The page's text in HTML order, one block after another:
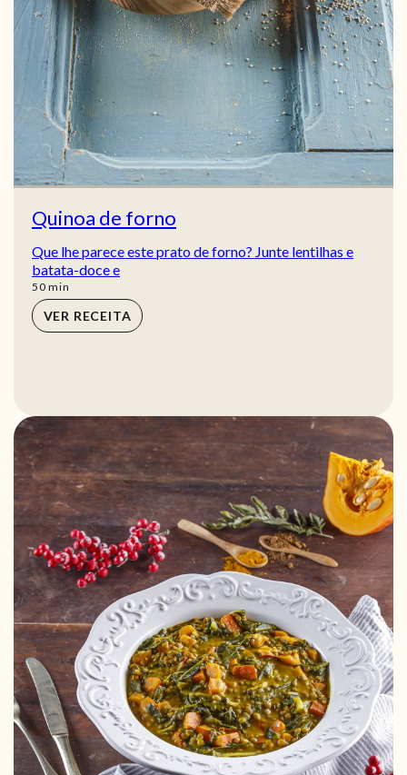
Quinoa de forno
Que lhe parece este prato de forno? Junte lentilhas e
batata-doce e
50min
min
VER RECEITA